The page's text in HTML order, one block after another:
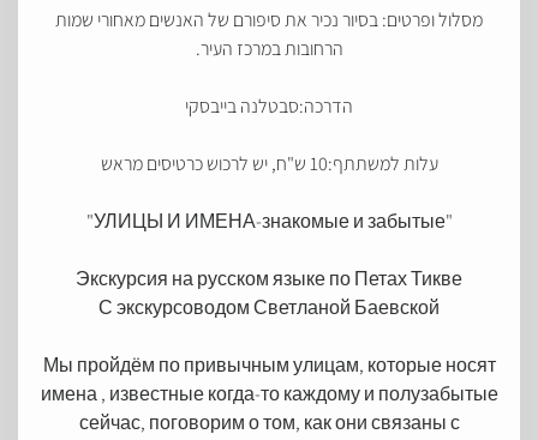
מסלול ופרטים: בסיור נכיר את סיפורם של האנשים מאחורי שמות
הרחובות במרכז העיר.
הדרכה:סבטלנה בייבסקי
עלות למשתתף:10 ש"ח, יש לרכוש כרטיסים מראש
"УЛИЦЫ И ИМЕНА-знакомые и забытые"
Экскурсия на русском языке по Петах Тикве
С экскурсоводом Светланой Баевской
Мы пройдём по привычным улицам, которые носят
имена , известные когда-то каждому и полузабытые
сейчас, поговорим о том, как они связаны с